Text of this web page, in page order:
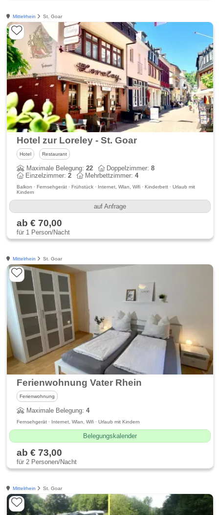
Mittelrhein St. Goar
Hotel zur Loreley - St. Goar
Hotel Restaurant
Maximale Belegung:22 Doppelzimmer:8
Einzelzimmer:2 Mehrbettzimmer:4
Balkon · Fernsehgerät · Frühstück · Internet, Wlan, Wifi · Kinderbett · Urlaub mit
Kindern
auf Anfrage
ab € 70,00
für 1 Person/Nacht
Mittelrhein St. Goar
Ferienwohnung Vater Rhein
Ferienwohnung
Maximale Belegung:4
Fernsehgerät · Internet, Wlan, Wifi · Urlaub mit Kindern
Belegungskalender
ab € 73,00
für 2 Personen/Nacht
Mittelrhein St. Goar